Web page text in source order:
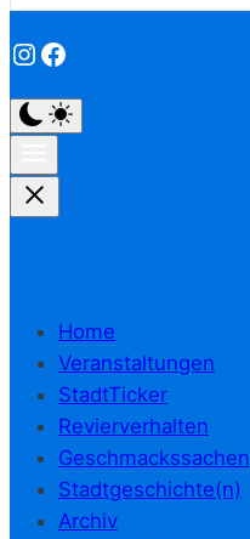
Instagram
Facebook
Home
Veranstaltungen
StadtTicker
Revierverhalten
Geschmackssachen
Stadtgeschichte(n)
Archiv